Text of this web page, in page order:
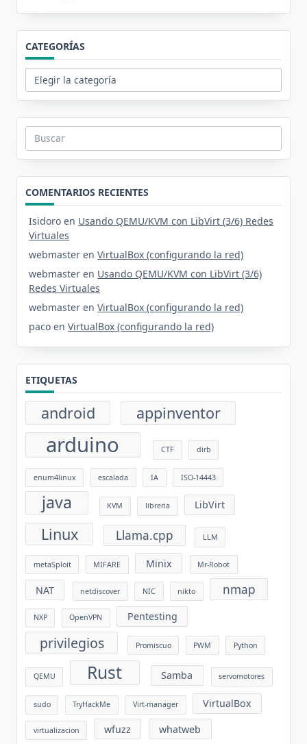
CATEGORÍAS
Categorías
Buscar:
COMENTARIOS RECIENTES
Isidoro en Usando QEMU/KVM con LibVirt (3/6) Redes
Virtuales
webmaster enVirtualBox (configurando la red)
webmaster en Usando QEMU/KVM con LibVirt (3/6)
Redes Virtuales
webmaster enVirtualBox (configurando la red)
paco enVirtualBox (configurando la red)
ETIQUETAS
android appinventor
arduino CTF dirb
enum4linux escalada IA ISO-14443
java KVM libreria LibVirt
Linux Llama.cpp LLM
metaSploit MIFARE Minix Mr-Robot
NAT netdiscover NIC nikto nmap
NXP OpenVPN Pentesting
privilegios Promiscuo PWM Python
QEMU Rust Samba servomotores
sudo TryHackMe Virt-manager VirtualBox
virtualizacion wfuzz whatweb